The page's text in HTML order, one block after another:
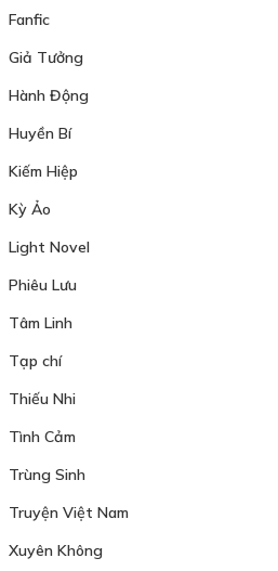
Fanfic
Giả Tưởng
Hành Động
Huyền Bí
Kiếm Hiệp
Kỳ Ảo
Light Novel
Phiêu Lưu
Tâm Linh
Tạp chí
Thiếu Nhi
Tình Cảm
Trùng Sinh
Truyện Việt Nam
Xuyên Không